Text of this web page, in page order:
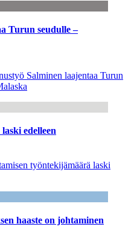
Turun seudulle –
Salminen laajentaa Turun
edelleen
työntekijämäärä laski
haaste on johtaminen